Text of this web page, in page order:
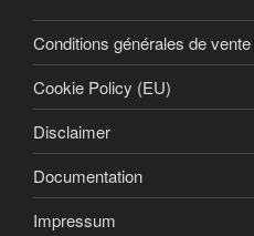
Conditions générales de vente
Cookie Policy (EU)
Disclaimer
Documentation
Impressum